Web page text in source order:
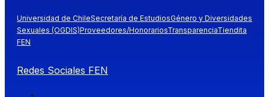
Universidad de ChileSecretaría de EstudiosGénero y Diversidades
Sexuales (OGDIS)Proveedores/HonorariosTransparenciaTiendita
FEN
Redes Sociales FEN